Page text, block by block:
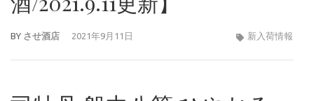
BY させ酒店 2021年9月11日 新入荷情報